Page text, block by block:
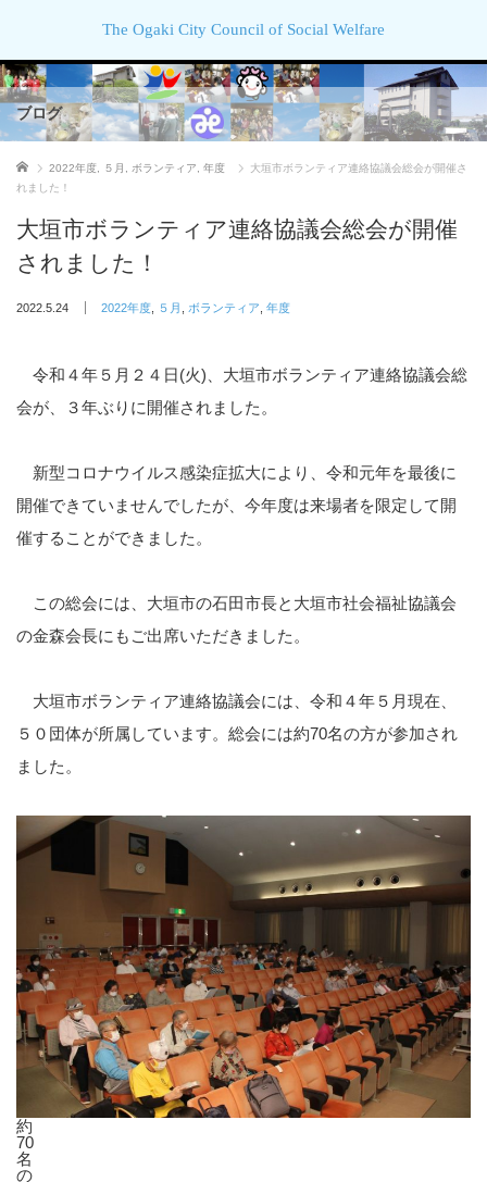
The Ogaki City Council of Social Welfare
ブログ
ホーム 2022年度 ５月 ボランティア 年度
大垣市ボランティア連絡協議会総会が開催さ
れました！
大垣市ボランティア連絡協議会総会が開催
されました！
2022.5.24 2022年度 ５月 ボランティア 年度
令和４年５月２４日(火)、大垣市ボランティア連絡協議会総
会が、３年ぶりに開催されました。
新型コロナウイルス感染症拡大により、令和元年を最後に
開催できていませんでしたが、今年度は来場者を限定して開
催することができました。
この総会には、大垣市の石田市長と大垣市社会福祉協議会
の金森会長にもご出席いただきました。
大垣市ボランティア連絡協議会には、令和４年５月現在、
５０団体が所属しています。総会には約70名の方が参加され
ました。
約
70
名
の